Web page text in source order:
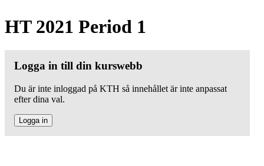
HT 2021 Period 1
Logga in till din kurswebb
Du är inte inloggad på KTH så innehållet är inte anpassat
efter dina val.
Logga in